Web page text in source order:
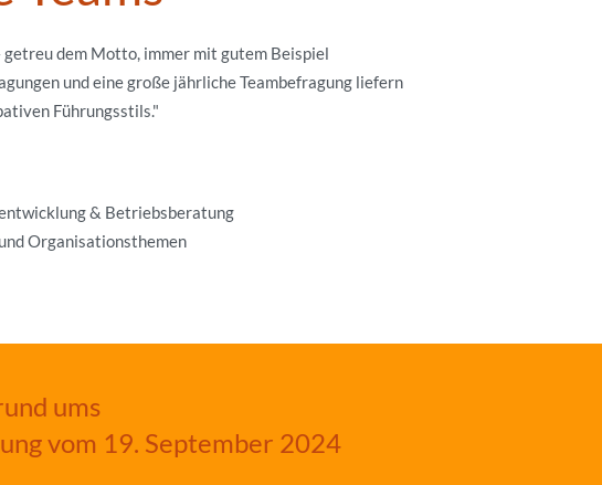
dem Motto, immer mit gutem Beispiel
und eine große jährliche Teambefragung liefern
Führungsstils."
& Betriebsberatung
Organisationsthemen
ums
vom 19. September 2024